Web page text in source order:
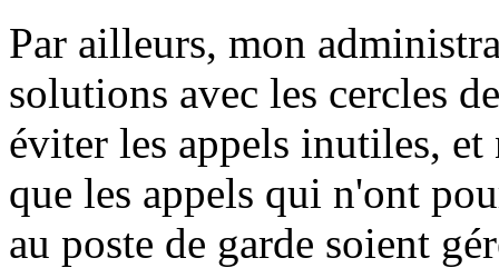
Par ailleurs, mon
solutions avec les cercles
éviter les appels inutiles,
que les appels qui n'ont
au poste de garde soient